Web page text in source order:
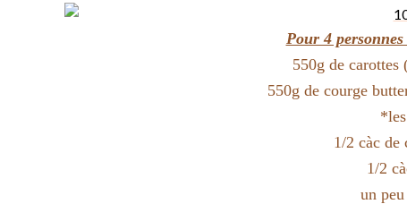
Pour 4
550g de carottes
550g de courge
1/2 càc de
1/2
un